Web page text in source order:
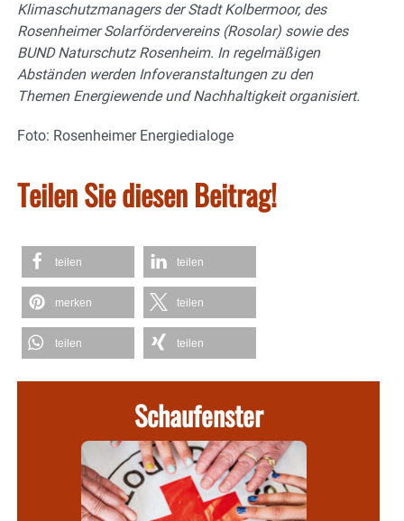
Klimaschutzmanagers der Stadt Kolbermoor, des
Rosenheimer Solarfördervereins (Rosolar) sowie des
BUND Naturschutz Rosenheim. In regelmäßigen
Abständen werden Infoveranstaltungen zu den
Themen Energiewende und Nachhaltigkeit organisiert.
Foto: Rosenheimer Energiedialoge
Teilen Sie diesen Beitrag!
teilen teilen
merken teilen
teilen teilen
Schaufenster